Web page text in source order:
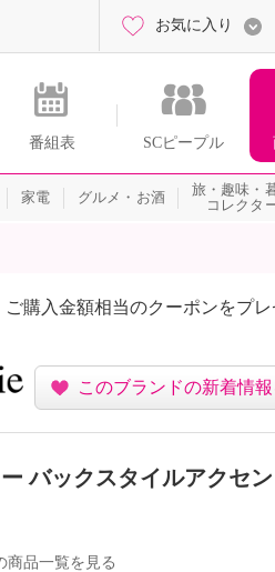
番組表 SCピープル
お気に入り
家電 グルメ・お酒
旅・趣味・
コレクタ
購入金額相当のクーポンをプレ
このブランドの新着情
バックスタイルアクセ
商品一覧を見る